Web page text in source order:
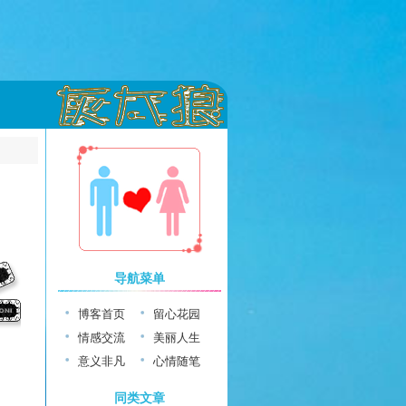
导航菜单
博客首页
留心花园
情感交流
美丽人生
意义非凡
心情随笔
同类文章